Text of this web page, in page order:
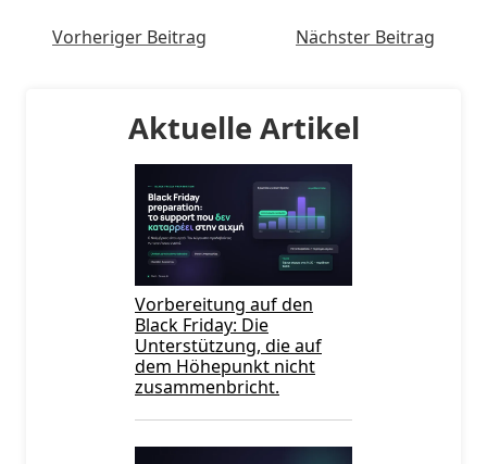
Vorheriger Beitrag Nächster Beitrag
Aktuelle Artikel
Vorbereitung auf den
Black Friday: Die
Unterstützung, die auf
dem Höhepunkt nicht
zusammenbricht.